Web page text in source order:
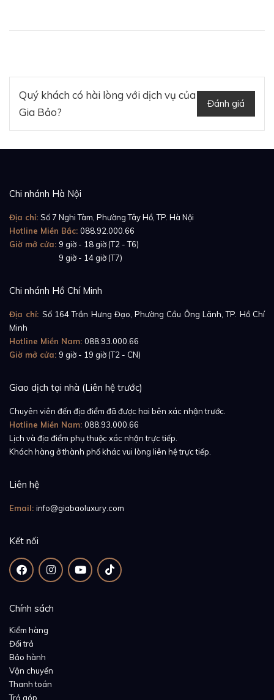
Quý khách có hài lòng với dịch vụ của
Gia Bảo?
Đánh giá
Chi nhánh Hà Nội
Địa chỉ: Số 7 Nghi Tàm, Phường Tây Hồ, TP. Hà Nội
Hotline Miền Bắc: 088.92.000.66
Giờ mở cửa: 9 giờ - 18 giờ (T2 - T6)
9 giờ - 14 giờ (T7)
Chi nhánh Hồ Chí Minh
Địa chỉ: Số 164 Trần Hưng Đạo, Phường Cầu Ông Lãnh, TP. Hồ Chí
Minh
Hotline Miền Nam: 088.93.000.66
Giờ mở cửa: 9 giờ - 19 giờ (T2 - CN)
Giao dịch tại nhà (Liên hệ trước)
Chuyên viên đến địa điểm đã được hai bên xác nhận trước.
Hotline Miền Nam: 088.93.000.66
Lịch và địa điểm phụ thuộc xác nhận trực tiếp.
Khách hàng ở thành phố khác vui lòng liên hệ trực tiếp.
Liên hệ
Email: info@giabaoluxury.com
Kết nối
Chính sách
Kiểm hàng
Đổi trả
Bảo hành
Vận chuyển
Thanh toán
Trả góp